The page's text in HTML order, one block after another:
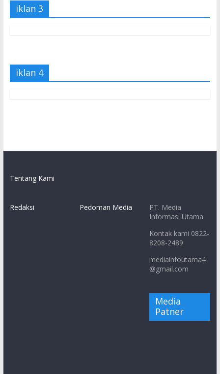
iklan 3
iklan 4
Tentang Kami
Redaksi Pedoman Media
PT. Media
Informasi Utama
Kontak kami 0822-
8208-2489
mediainfoutama4
@gmail.com
Media
Patner